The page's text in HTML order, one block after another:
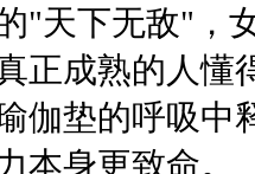
"天下无敌"，
正成熟的人懂
伽垫的呼吸中
本身更致命。